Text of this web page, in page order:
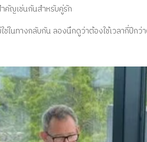
คัญเช่นกันสำหรับคู่รัก
ใช่ในทางกลับกัน ลองนึกดูว่าต้องใช้เวลากี่ปีก